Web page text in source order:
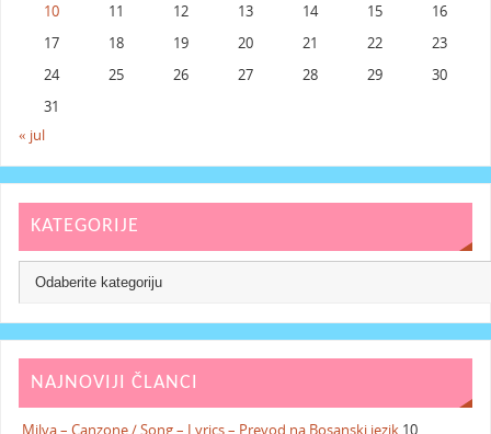
10
11 12 13 14 15
16
17
18 19 20 21 22
23
24
25 26 27 28 29
30
31
« jul
KATEGORIJE
NAJNOVIJI ČLANCI
Milva – Canzone / Song – Lyrics – Prevod na Bosanski jezik 10.